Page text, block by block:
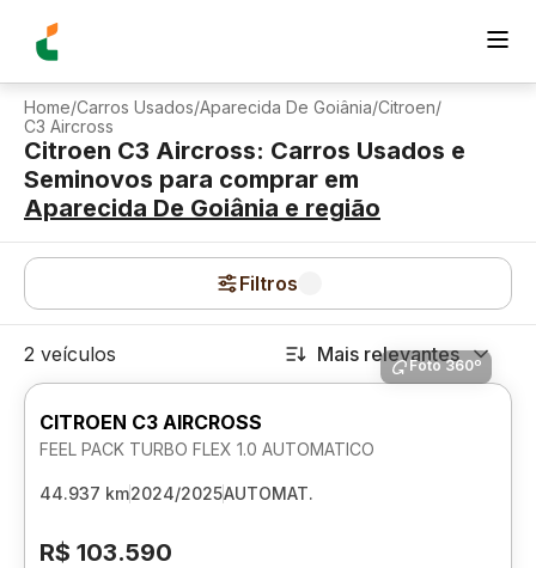
Home/Carros Usados/Aparecida De Goiânia/Citroen/
C3 Aircross
Citroen C3 Aircross: Carros Usados e
Seminovos para comprar em
Aparecida De Goiânia e região
Filtros
2 veículos Mais relevantes
Foto 360º
CITROEN C3 AIRCROSS
FEEL PACK TURBO FLEX 1.0 AUTOMATICO
44.937 km2024/2025AUTOMAT.
R$ 103.590